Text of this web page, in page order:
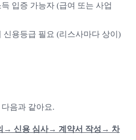
입증 가능자 (급여 또는 사업
신용등급 필요 (리스사마다 상이)
음과 같아요.
→ 신용 심사→ 계약서 작성→ 차